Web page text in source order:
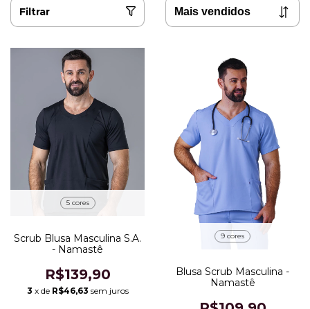
Filtrar
5 cores
Scrub Blusa Masculina S.A.
- Namastê
R$139,90
3 x de R$46,63 sem juros
9 cores
Blusa Scrub Masculina -
Namastê